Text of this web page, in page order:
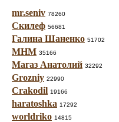
mr.seniv 78260
Скилеф 56681
Галина Шаненко 51702
МНМ 35166
Магаз Анатолий 32292
Grozniy 22990
Crakodil 19166
haratoshka 17292
worldriko 14815